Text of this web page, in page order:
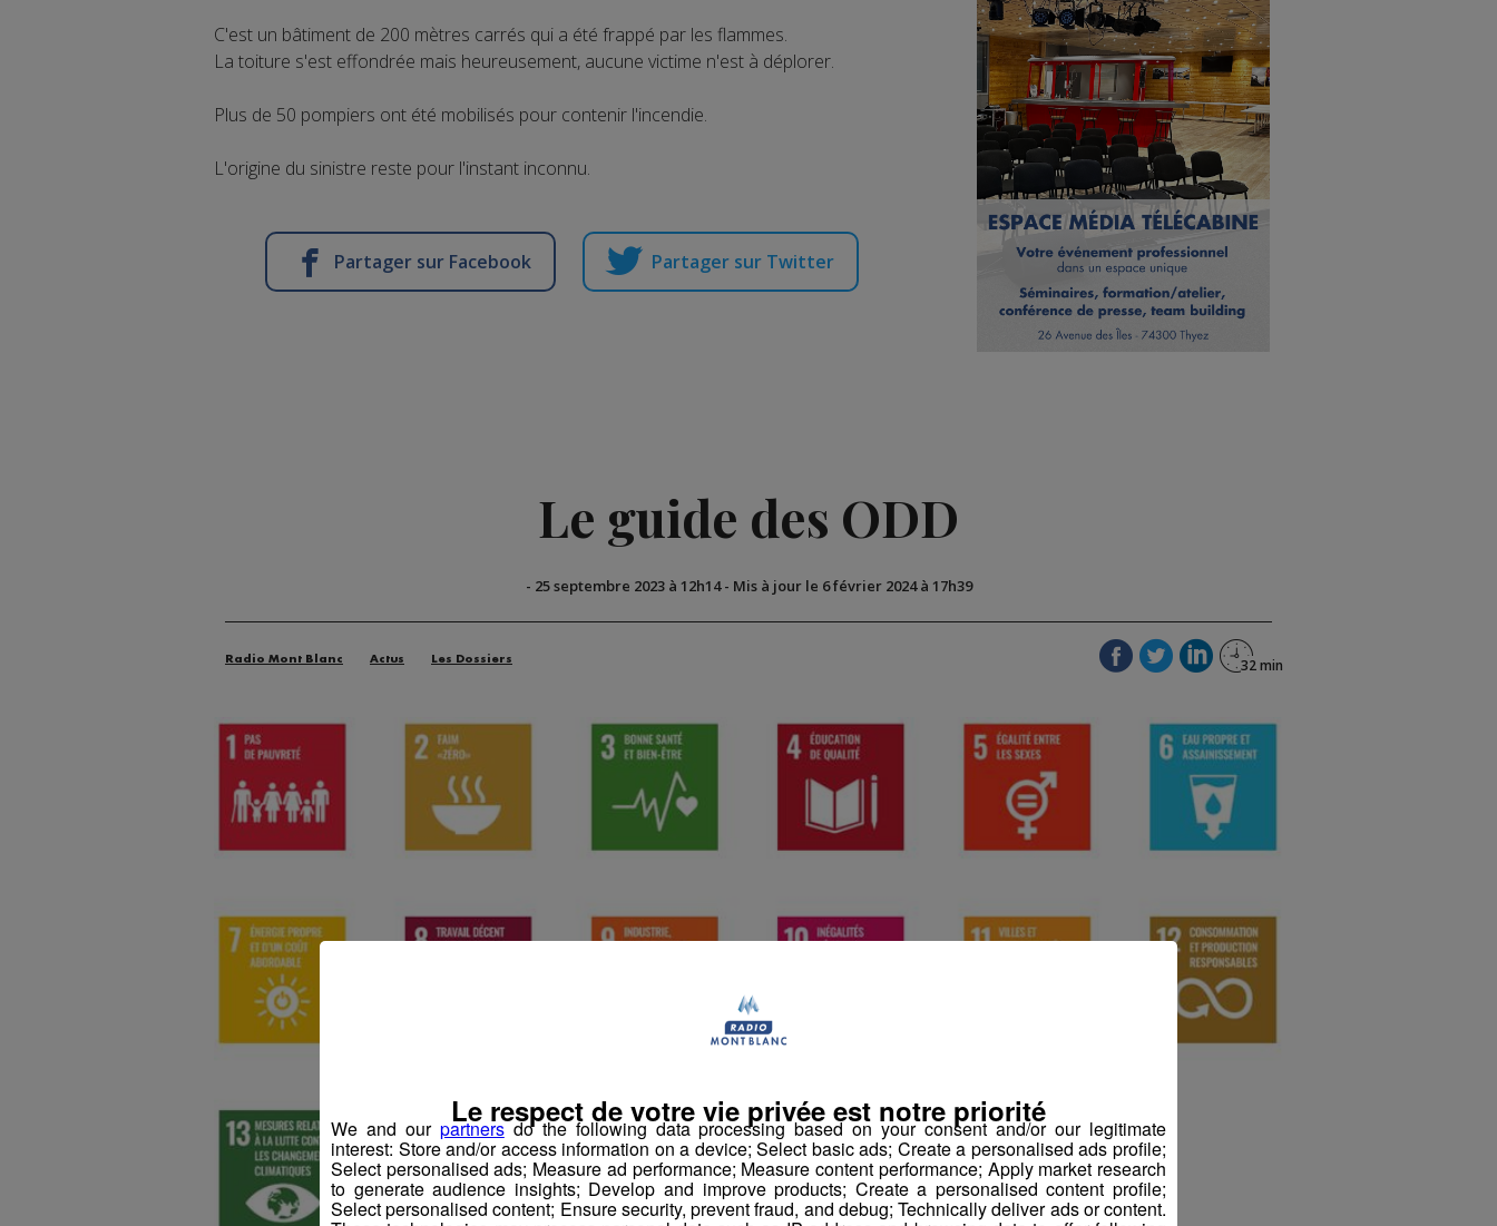
C'est un bâtiment de 200 mètres carrés qui a été frappé par les flammes.
La toiture s'est effondrée mais heureusement, aucune victime n'est à déplorer.
Plus de 50 pompiers ont été mobilisés pour contenir l'incendie.
L'origine du sinistre reste pour l'instant inconnu.
Partager sur Facebook Partager sur Twitter
Le guide des ODD
- 25 septembre 2023 à 12h14- Mis à jour le 6 février 2024 à 17h39
Radio Mont Blanc Actus Les Dossiers
We and our partnersdo the following data processing based on your consent and/or our legitimate
interest: Store and/or access information on a device; Select basic ads; Create a personalised ads profile;
Select personalised ads; Measure ad performance; Measure content performance; Apply market research
to generate audience insights; Develop and improve products; Create a personalised content profile;
Select personalised content; Ensure security, prevent fraud, and debug; Technically deliver ads or content.
Le respect de votre vie privée est notre priorité